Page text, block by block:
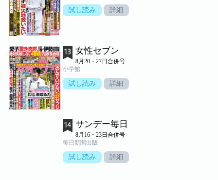
試し読み 詳細
女性セブン
8月20・27日合併号
小学館
試し読み 詳細
サンデー毎日
8月16・23日合併号
毎日新聞出版
試し読み 詳細